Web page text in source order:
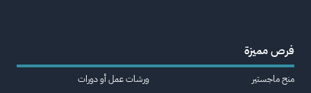
فرص مميزة
منح ماجستير
ورشات عمل أو دورات